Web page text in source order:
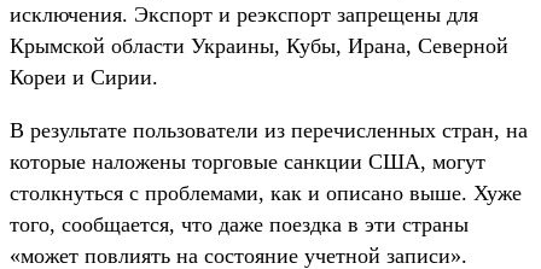
исключения. Экспорт и реэкспорт запрещены для
Крымской области Украины, Кубы, Ирана, Северной
Кореи и Сирии.
В результате пользователи из перечисленных стран, на
которые наложены торговые санкции США, могут
столкнуться с проблемами, как и описано выше. Хуже
того, сообщается, что даже поездка в эти страны
«может повлиять на состояние учетной записи».